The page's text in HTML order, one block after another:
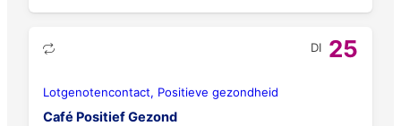
DI 25
Lotgenotencontact, Positieve gezondheid
Café Positief Gezond